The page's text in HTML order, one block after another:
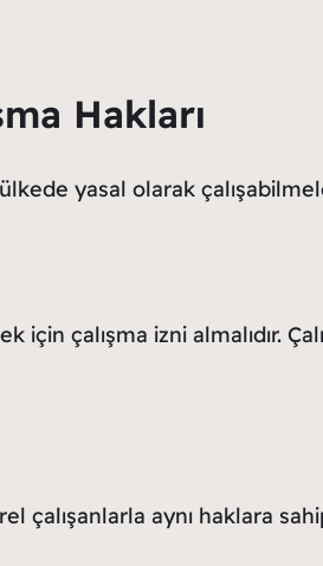
Hakları
yasal olarak
için çalışma izni almalıdır.
çalışanlarla aynı haklara